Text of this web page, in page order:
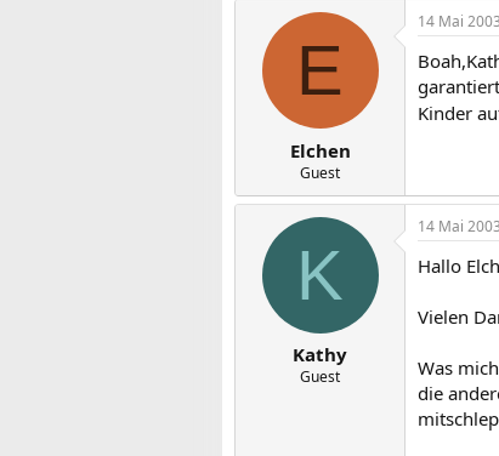
E
Elchen
Guest
14 Mai 2003
Kinder
K
Kathy
Guest
14 Mai 2003
Hallo
Vielen
Was
die